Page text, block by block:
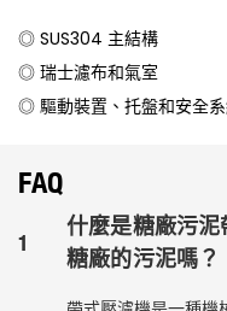
◎ SUS304 主結構
◎ 瑞士濾布和氣室
◎ 驅動裝置、托盤和安全
FAQ
1
什麼是糖廠污
糖廠的污泥嗎？